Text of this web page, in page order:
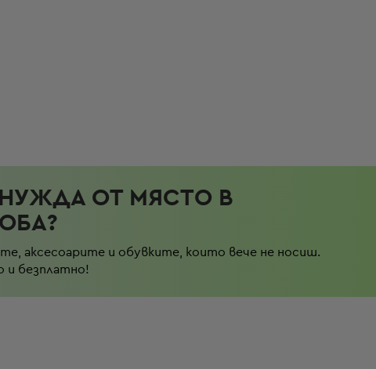
ОТ МЯСТО В
аксесоарите и обувките, които вече не носиш.
и безплатно!